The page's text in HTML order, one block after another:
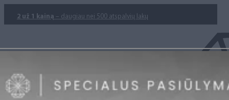
2 už 1 kainą – daugiau nei 500 atspalvių lakų